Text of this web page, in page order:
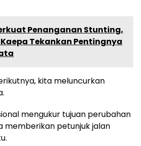
Penanganan Stunting,
Tekankan Pentingnya
kita meluncurkan
mengukur tujuan perubahan
memberikan petunjuk jalan